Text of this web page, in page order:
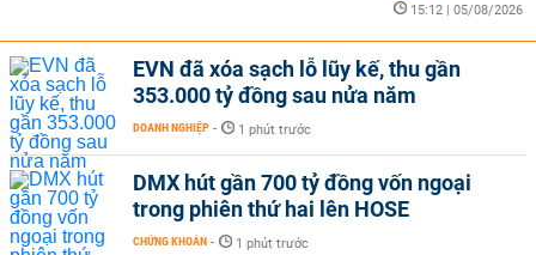
15:12 | 05/08/2026
EVN đã xóa sạch lỗ lũy kế, thu gần
353.000 tỷ đồng sau nửa năm
DOANH NGHIỆP - 1 phút trước
DMX hút gần 700 tỷ đồng vốn ngoại
trong phiên thứ hai lên HOSE
CHỨNG KHOÁN - 1 phút trước